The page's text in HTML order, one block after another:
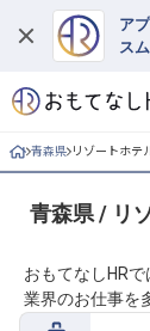
ア
ス
ログイン
求人・施
就職・転
おもてな
青森県 リゾートホテ
青森県 / リ
おもてなしHR
業界のお仕事を